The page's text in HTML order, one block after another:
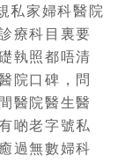
私家婦科醫院
療科目裏要
執照都唔清
院口碑，問
醫院醫生醫
啲老字號私
過無數婦科